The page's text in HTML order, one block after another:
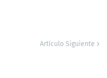
Artículo Siguiente